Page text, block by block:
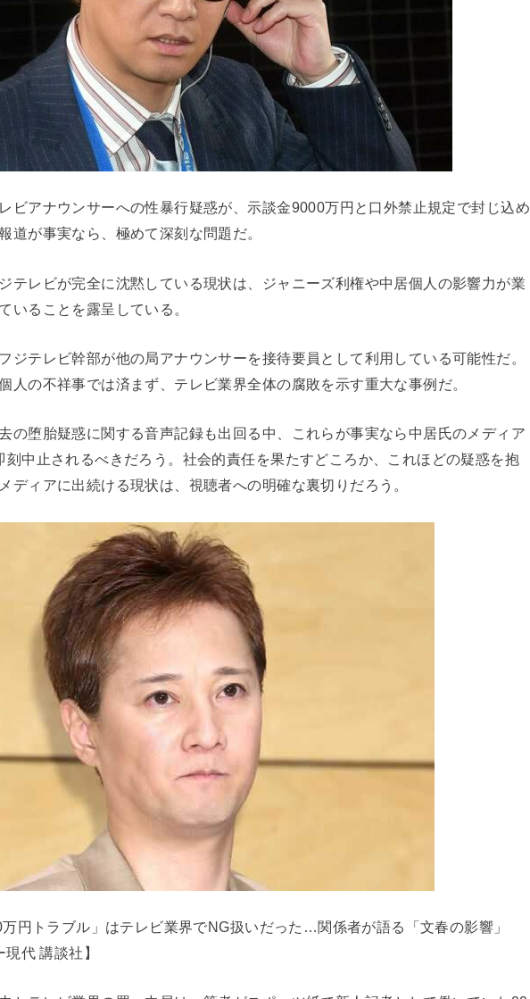
ビアナウンサーへの性暴行疑惑が、示談金9000万円と口外禁止規定で封じ込め
道が事実なら、極めて深刻な問題だ。
テレビが完全に沈黙している現状は、ジャニーズ利権や中居個人の影響力が業
いることを露呈している。
ジテレビ幹部が他の局アナウンサーを接待要員として利用している可能性だ。
人の不祥事では済まず、テレビ業界全体の腐敗を示す重大な事例だ。
の堕胎疑惑に関する音声記録も出回る中、これらが事実なら中居氏のメディア
刻中止されるべきだろう。社会的責任を果たすどころか、これほどの疑惑を抱
ディアに出続ける現状は、視聴者への明確な裏切りだろう。
万円トラブル」はテレビ業界でNG扱いだった…関係者が語る「文春の影響」
現代 講談社】